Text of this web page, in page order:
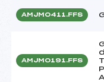
AMJM0411.FFS
AMJM0191.FFS